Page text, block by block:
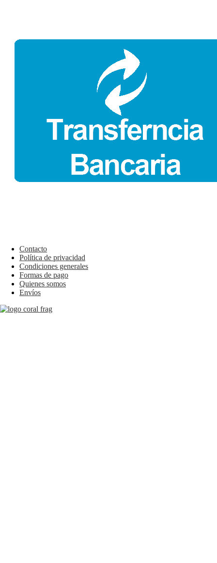
Contacto
Política de privacidad
Condiciones generales
Formas de pago
Quienes somos
Envíos